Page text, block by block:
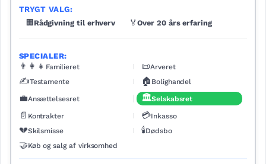
TRYGT VALG:
🏢 Rådgivning til erhverv 🏅Over 20 års erfaring
SPECIALER:
👨‍👩‍👧 Familieret 📜Arveret
✍️Testamente 🏠 Bolighandel
💼Ansættelsesret 🏛️Selskabsret
📄 Kontrakter 💳Inkasso
💔Skilsmisse 🕯️Dødsbo
🤝Køb og salg af virksomhed